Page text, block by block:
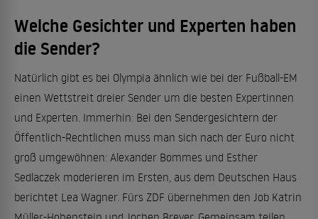
Welche Gesichter und Experten haben
die Sender?
Natürlich gibt es bei Olympia ähnlich wie bei der Fußball-EM
einen Wettstreit dreier Sender um die besten Expertinnen
und Experten. Immerhin: Bei den Sendergesichtern der
Öffentlich-Rechtlichen muss man sich nach der Euro nicht
groß umgewöhnen: Alexander Bommes und Esther
Sedlaczek moderieren im Ersten, aus dem Deutschen Haus
berichtet Lea Wagner. Fürs ZDF übernehmen den Job Katrin